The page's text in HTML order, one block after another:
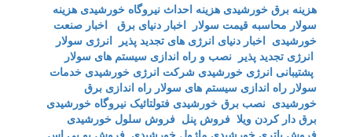
هزینه برق خورشیدی هزینه احداث نیروگاه خورشیدی هزینه
سولار محاسبه قیمت سولار اخبار دنیای برق اخبار صنعت
خورشیدی اخبار دنیای انرژی های تجدید پذیر انرژی سولار
انرژی تجدید پذیر نصب و راه اندازی سیستم های سولار
پشتیبانی انرژی خورشیدی شرکت انرژی خورشیدی خدمات
سولار راه اندازی سیستم های سولار راه اندازی برق
خورشیدی نصب برق خورشیدی فتولتائیک نیروگاه خورشیدی
برق دار کردن ویلا فروش پنل فروش سلول خورشیدی
فروش باتری خورشیدی ماژول خورشیدی فروش یو پی اس